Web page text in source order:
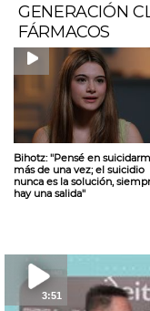
GENERACIÓN
FÁRMACOS
Bihotz: ''Pensé en
más de una vez; el suicidio
nunca es la solución,
hay una salida''
3:51